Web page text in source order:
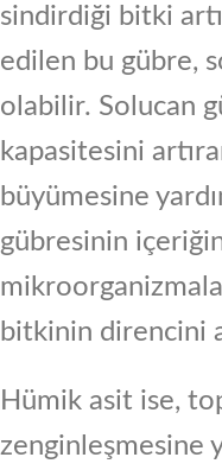
sindirdiği bitki
edilen bu gübre,
olabilir. Solucan
kapasitesini
büyümesine
gübresinin
bitkinin direncini
Hümik asit ise,
zenginleşmesine